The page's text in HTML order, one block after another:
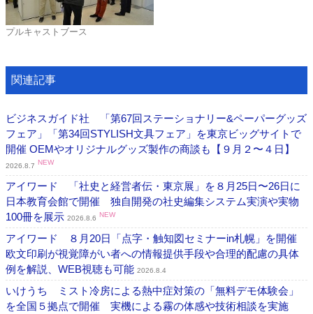
プルキャストブース
関連記事
ビジネスガイド社 「第67回ステーショナリー&ペーパーグッズ
フェア」「第34回STYLISH文具フェア」を東京ビッグサイトで
開催 OEMやオリジナルグッズ製作の商談も【９月２〜４日】
2026.8.7 NEW
アイワード 「社史と経営者伝・東京展」を８月25日〜26日に
日本教育会館で開催 独自開発の社史編集システム実演や実物
100冊を展示 2026.8.6 NEW
アイワード ８月20日「点字・触知図セミナーin札幌」を開催
欧文印刷が視覚障がい者への情報提供手段や合理的配慮の具体
例を解説、WEB視聴も可能 2026.8.4
いけうち ミスト冷房による熱中症対策の「無料デモ体験会」
を全国５拠点で開催 実機による霧の体感や技術相談を実施